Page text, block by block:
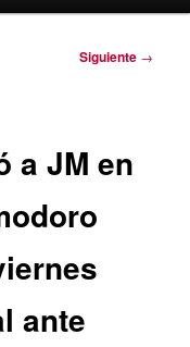
Siguiente →
a JM en
ante